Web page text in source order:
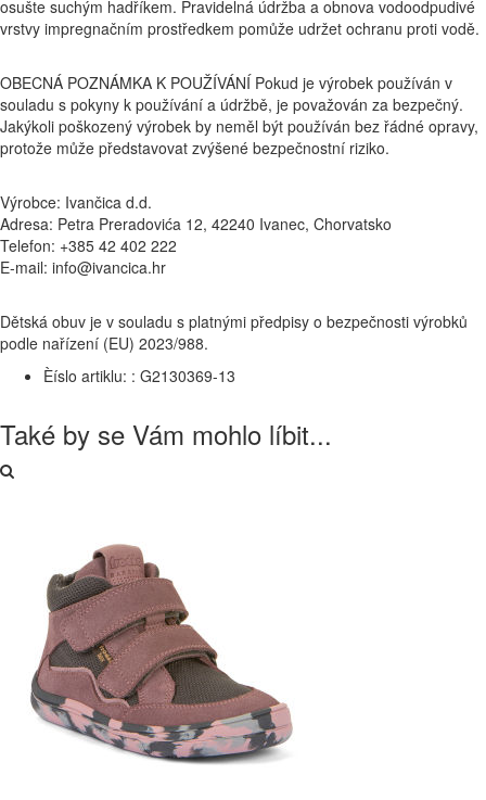
osušte suchým hadříkem. Pravidelná údržba a obnova vodoodpudivé
vrstvy impregnačním prostředkem pomůže udržet ochranu proti vodě.
OBECNÁ POZNÁMKA K POUŽÍVÁNÍ Pokud je výrobek používán v
souladu s pokyny k používání a údržbě, je považován za bezpečný.
Jakýkoli poškozený výrobek by neměl být používán bez řádné opravy,
protože může představovat zvýšené bezpečnostní riziko.
Výrobce: Ivančica d.d.
Adresa: Petra Preradovića 12, 42240 Ivanec, Chorvatsko
Telefon: +385 42 402 222
E-mail: info@ivancica.hr
Dětská obuv je v souladu s platnými předpisy o bezpečnosti výrobků
podle nařízení (EU) 2023/988.
Èíslo artiklu: : G2130369-13
Také by se Vám mohlo líbit...